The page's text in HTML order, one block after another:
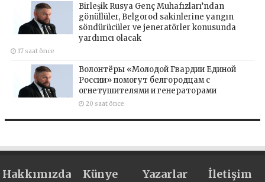
Birleşik Rusya Genç Muhafızları’ndan
gönüllüler, Belgorod sakinlerine yangın
söndürücüler ve jeneratörler konusunda
yardımcı olacak
17 saat önce
Волонтёры «Молодой Гвардии Единой
России» помогут белгородцам с
огнетушителями и генераторами
20 saat önce
Hakkımızda Künye Yazarlar İletişim